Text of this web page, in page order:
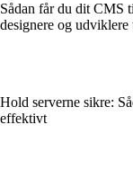
Sådan får du dit CMS
designere og
Hold serverne sikre:
effektivt